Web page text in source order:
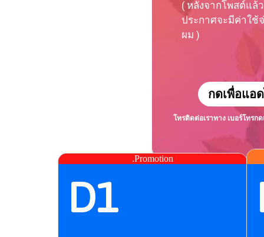
( หลังจากโพสต์แล้
ประกาศจะมีค่าใช้
ผม )
กดเพื่อแอ
โทรติดต่อเราทาง เบอร์โทรกด
.Promotion
D1